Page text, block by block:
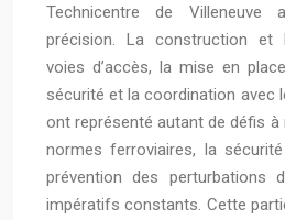
Technicentre de Villeneuve
précision. La construction et
voies d’accès, la mise en
sécurité et la coordination avec
ont représenté autant de défis à
normes ferroviaires, la
prévention des
impératifs constants. Cette